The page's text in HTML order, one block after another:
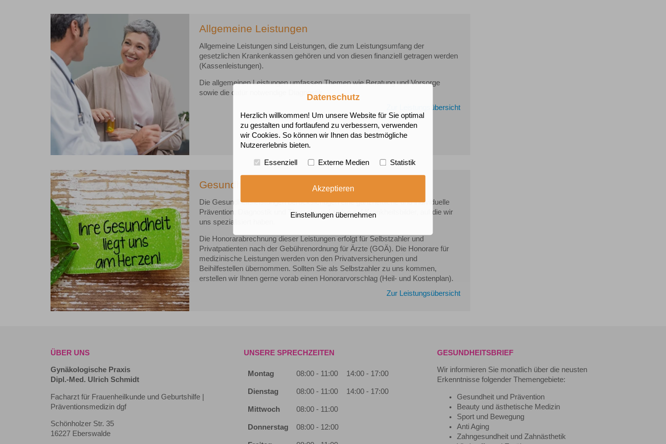
Allgemeine Leistungen
Allgemeine Leistungen sind Leistungen, die zum Leistungsumfang der
gesetzlichen Krankenkassen gehören und von diesen finanziell getragen werden
(Kassenleistungen).
Die allgemeinen Leistungen umfassen Themen wie Beratung und Vorsorge
sowie die dafür notwendige Diagnostik.
Zur Leistungsübersicht
Gesundheitsleistungen
Die Gesundheitsleistungen berücksichtigen eine ganzheitliche und individuelle
Prävention, Diagnostik und Therapie und zielen auf Krankheitsbilder, auf die wir
uns spezialisiert haben.
Die Honorarabrechnung dieser Leistungen erfolgt für Selbstzahler und
Privatpatienten nach der Gebührenordnung für Ärzte (GOÄ). Die Honorare für
medizinische Leistungen werden von den Privatversicherungen und
Beihilfestellen übernommen. Sollten Sie als Selbstzahler zu uns kommen,
erstellen wir Ihnen gerne vorab einen Honorarvorschlag (Heil- und Kostenplan).
Zur Leistungsübersicht
ÜBER UNS
Gynäkologische Praxis
Dipl.-Med. Ulrich Schmidt
Facharzt für Frauenheilkunde und Geburtshilfe |
Präventionsmedizin dgf
Schönholzer Str. 35
16227 Eberswalde
UNSERE SPRECHZEITEN
Montag 08:00 - 11:00 14:00 - 17:00
Dienstag 08:00 - 11:00 14:00 - 17:00
Mittwoch 08:00 - 11:00
Donnerstag 08:00 - 12:00
GESUNDHEITSBRIEF
Wir informieren Sie monatlich über die neusten
Erkenntnisse folgender Themengebiete:
Gesundheit und Prävention
Beauty und ästhetische Medizin
Sport und Bewegung
Anti Aging
Zahngesundheit und Zahnästhetik
Datenschutz
Herzlich willkommen! Um unsere Website für Sie optimal
zu gestalten und fortlaufend zu verbessern, verwenden
wir Cookies. So können wir Ihnen das bestmögliche
Nutzererlebnis bieten.
Essenziell Externe Medien Statistik
Akzeptieren
Einstellungen übernehmen